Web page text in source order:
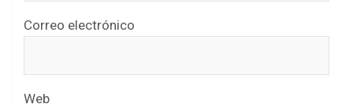
Correo electrónico
Web